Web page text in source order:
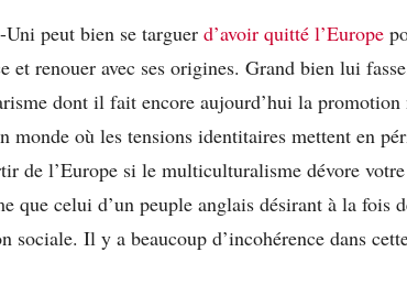
Uni peut bien se targuer d’avoir quitté l’Europe
et renouer avec ses origines. Grand bien lui
dont il fait encore aujourd’hui la promotion
monde où les tensions identitaires mettent en
de l’Europe si le multiculturalisme dévore
que celui d’un peuple anglais désirant à la fois
sociale. Il y a beaucoup d’incohérence dans